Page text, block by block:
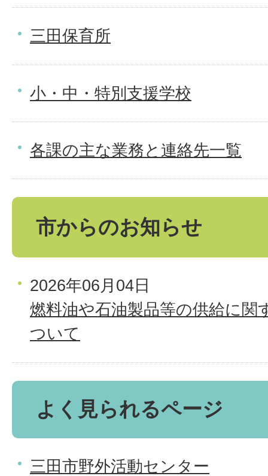
三田保育所
小・中・特別支援学校
各課の主な業務と連絡先一覧
市からのお知らせ
2026年06月04日
燃料油や石油製品等の供給に関
ついて
よく見られるページ
三田市野外活動センター